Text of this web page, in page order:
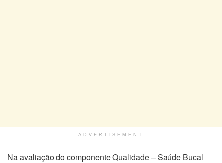
ADVERTISEMENT
Na avaliação do componente Qualidade – Saúde Bucal